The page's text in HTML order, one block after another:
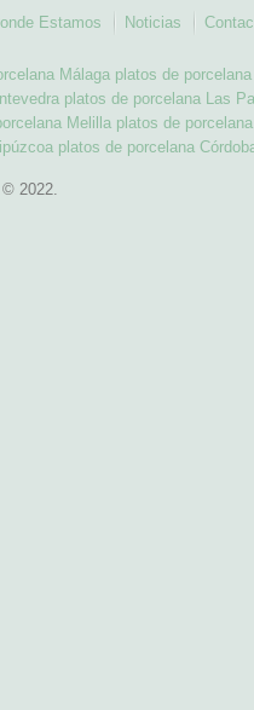
Estamos Noticias
Málaga platos de
platos de porcelana Las
Melilla platos de
platos de porcelana
© 2022.